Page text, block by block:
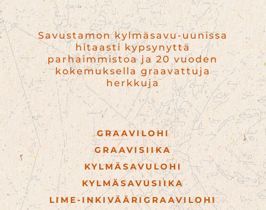
Savustamon kylmäsavu-uunissa
hitaasti kypsynyttä
parhaimmistoa ja 20 vuoden
kokemuksella graavattuja
herkkuja
GRAAVILOHI
GRAAVISIIKA
KYLMÄSAVULOHI
KYLMÄSAVUSIIKA
LIME-INKIVÄÄRIGRAAVILOHI